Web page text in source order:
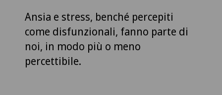
Ansia e stress, benché percepiti
come disfunzionali, fanno parte di
noi, in modo più o meno
percettibile.